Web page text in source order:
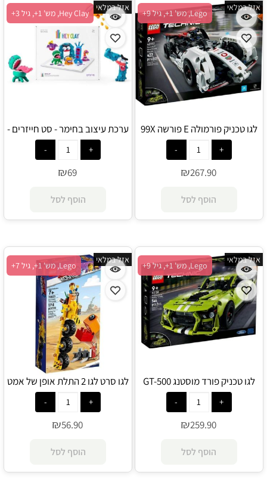
Lego, מש' 1+, גיל 9+
אזל במלאי
לגו טכניק פורמולה E פורשה 99X
חשמלית 42137 - Lego
₪267.90
הוסף לסל
Hey Clay, מש' 1+, גיל 3+
אזל במלאי
ערכת עיצוב בחימר - סט חייזרים -
Hey Clay
₪69
הוסף לסל
Lego, מש' 1+, גיל 9+
אזל במלאי
לגו טכניק פורד מוסטנג GT-500
שלבי 42138 - Lego
₪259.90
הוסף לסל
Lego, מש' 1+, גיל 7+
אזל במלאי
לגו סרט לגו 2 התלת אופן של אמט
70823 - Lego
₪56.90
הוסף לסל